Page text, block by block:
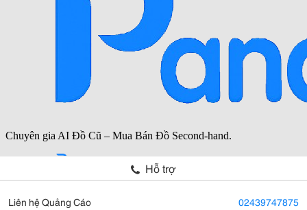
Hỗ trợ
Liên hệ Quảng Cáo 02439747875